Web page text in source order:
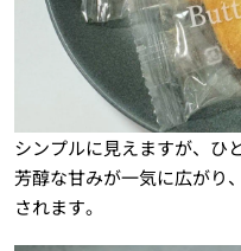
シンプルに見えますが、ひ
芳醇な甘みが一気に広がり
されます。